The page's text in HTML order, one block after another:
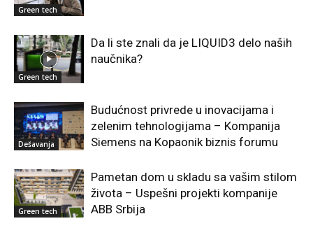
Green tech
Green tech
Da li ste znali da je LIQUID3 delo naših
naučnika?
Dešavanja
Budućnost privrede u inovacijama i
zelenim tehnologijama – Kompanija
Siemens na Kopaonik biznis forumu
Green tech
Pametan dom u skladu sa vašim stilom
života – Uspešni projekti kompanije
ABB Srbija